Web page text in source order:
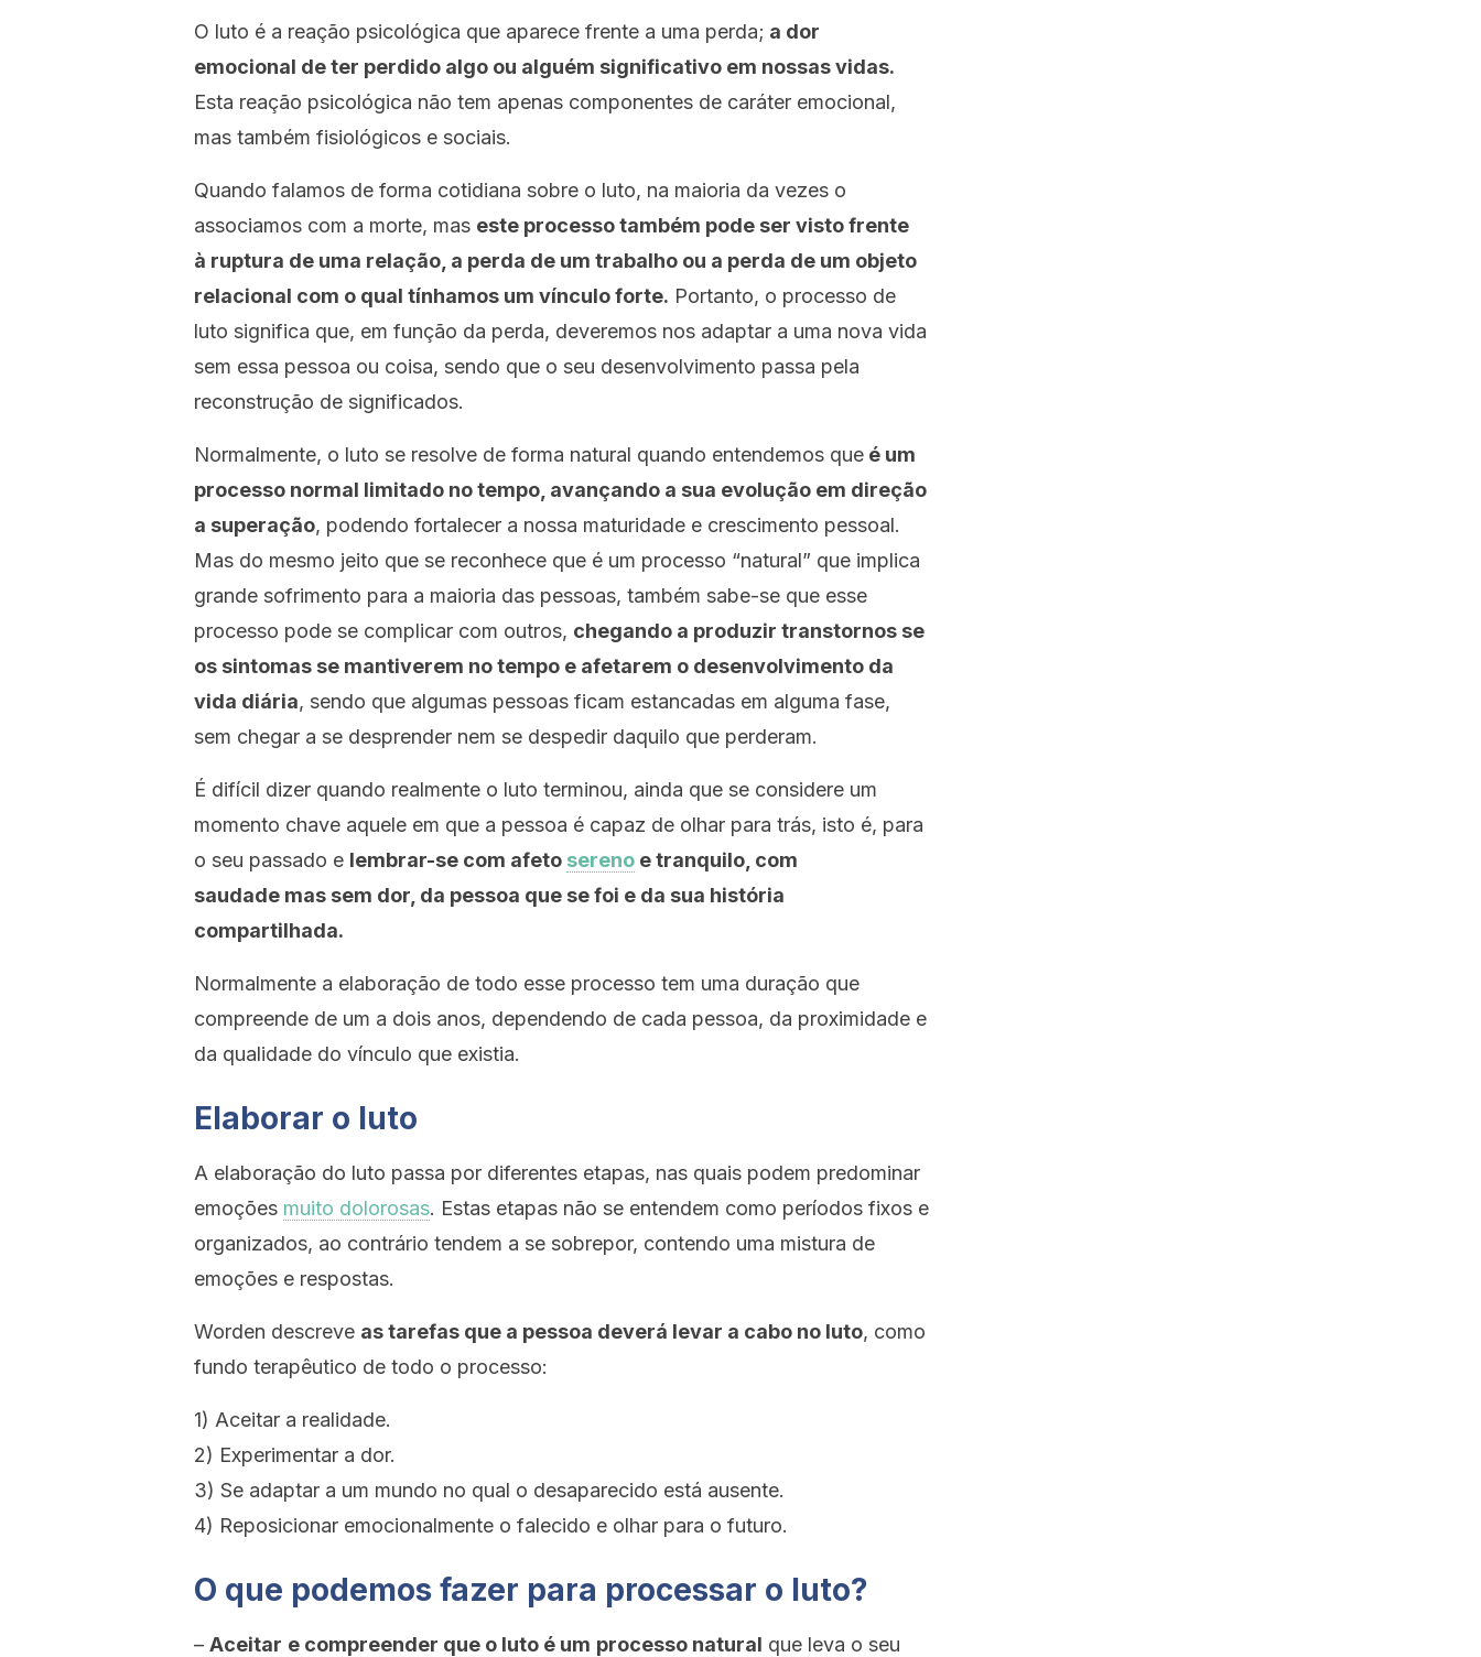
O luto é a reação psicológica que aparece frente a uma perda; a dor
emocional de ter perdido algo ou alguém significativo em nossas vidas.
Esta reação psicológica não tem apenas componentes de caráter emocional,
mas também fisiológicos e sociais.
Quando falamos de forma cotidiana sobre o luto, na maioria da vezes o
associamos com a morte, mas este processo também pode ser visto frente
à ruptura de uma relação, a perda de um trabalho ou a perda de um objeto
relacional com o qual tínhamos um vínculo forte. Portanto, o processo de
luto significa que, em função da perda, deveremos nos adaptar a uma nova vida
sem essa pessoa ou coisa, sendo que o seu desenvolvimento passa pela
reconstrução de significados.
Normalmente, o luto se resolve de forma natural quando entendemos que é um
processo normal limitado no tempo, avançando a sua evolução em direção
a superação, podendo fortalecer a nossa maturidade e crescimento pessoal.
Mas do mesmo jeito que se reconhece que é um processo “natural” que implica
grande sofrimento para a maioria das pessoas, também sabe-se que esse
processo pode se complicar com outros, chegando a produzir transtornos se
os sintomas se mantiverem no tempo e afetarem o desenvolvimento da
vida diária, sendo que algumas pessoas ficam estancadas em alguma fase,
sem chegar a se desprender nem se despedir daquilo que perderam.
É difícil dizer quando realmente o luto terminou, ainda que se considere um
momento chave aquele em que a pessoa é capaz de olhar para trás, isto é, para
o seu passado e lembrar-se com afeto sereno e tranquilo, com
saudade mas sem dor, da pessoa que se foi e da sua história
compartilhada.
Normalmente a elaboração de todo esse processo tem uma duração que
compreende de um a dois anos, dependendo de cada pessoa, da proximidade e
da qualidade do vínculo que existia.
Elaborar o luto
A elaboração do luto passa por diferentes etapas, nas quais podem predominar
emoções muito dolorosas. Estas etapas não se entendem como períodos fixos e
organizados, ao contrário tendem a se sobrepor, contendo uma mistura de
emoções e respostas.
Worden descreve as tarefas que a pessoa deverá levar a cabo no luto, como
fundo terapêutico de todo o processo:
1) Aceitar a realidade.
2) Experimentar a dor.
3) Se adaptar a um mundo no qual o desaparecido está ausente.
4) Reposicionar emocionalmente o falecido e olhar para o futuro.
O que podemos fazer para processar o luto?
– Aceitar e compreender que o luto é um processo natural que leva o seu